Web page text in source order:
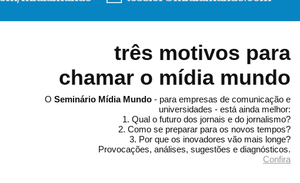
três motivos para
chamar o mídia mundo
O Seminário Mídia Mundo - para empresas de comunicação e
universidades - está ainda melhor:
1. Qual o futuro dos jornais e do jornalismo?
2. Como se preparar para os novos tempos?
3. Por que os inovadores vão mais longe?
Provocações, análises, sugestões e diagnósticos.
Confira